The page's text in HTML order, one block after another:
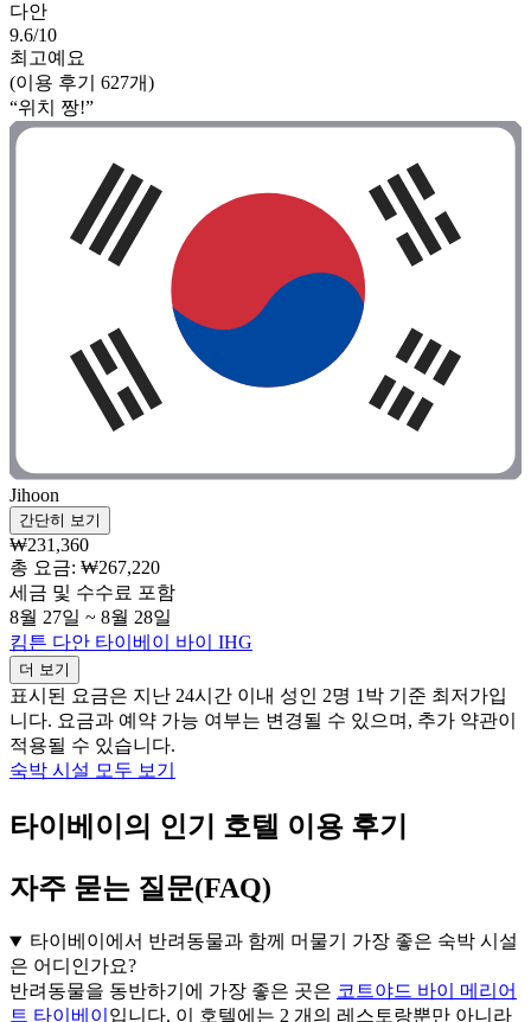
다안
9.6/10
최고예요
(이용 후기 627개)
“위치 짱!”
Jihoon
간단히 보기
₩231,360
총 요금: ₩267,220
세금 및 수수료 포함
8월 27일 ~ 8월 28일
킴튼 다안 타이베이 바이 IHG
더 보기
표시된 요금은 지난 24시간 이내 성인 2명 1박 기준 최저가입
니다. 요금과 예약 가능 여부는 변경될 수 있으며, 추가 약관이
적용될 수 있습니다.
숙박 시설 모두 보기
타이베이의 인기 호텔 이용 후기
자주 묻는 질문(FAQ)
타이베이에서 반려동물과 함께 머물기 가장 좋은 숙박 시설
은 어디인가요?
반려동물을 동반하기에 가장 좋은 곳은 코트야드 바이 메리어
트 타이베이 입니다. 이 호텔에는 2 개의 레스토랑뿐만 아니라